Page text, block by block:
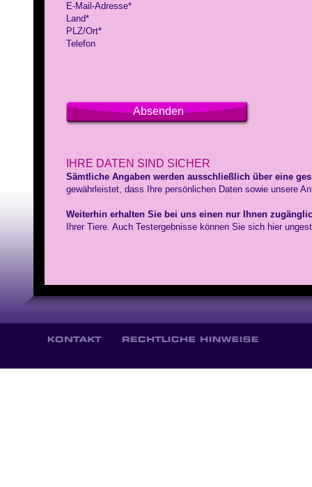
E-Mail-Adresse*
Land*
PLZ/Ort*
Telefon
Absenden
IHRE DATEN SIND SICHER
Sämtliche Angaben werden ausschließlich über eine
gewährleistet, dass Ihre persönlichen Daten sowie unsere
Weiterhin erhalten Sie bei uns einen nur Ihnen
Ihrer Tiere. Auch Testergebnisse können Sie sich hier